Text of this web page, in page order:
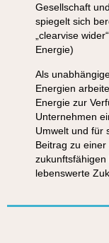
Gesellschaft
spiegelt sich
„clearvise
Energie)
Als
Energien
Energie zur
Unternehmen
Umwelt und für
Beitrag zu
lebenswerte